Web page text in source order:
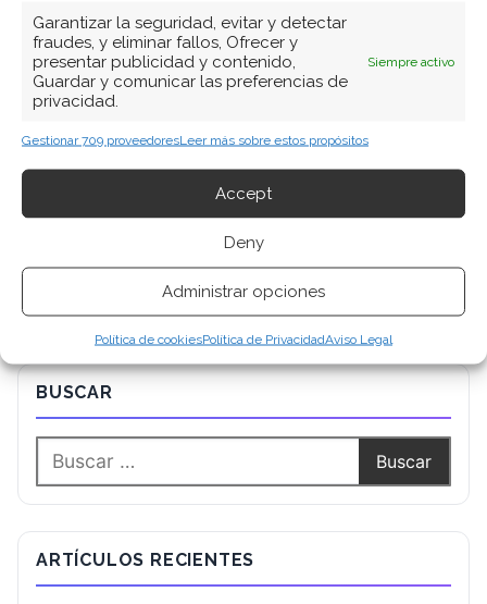
Garantizar la seguridad, evitar y detectar
fraudes, y eliminar fallos, Ofrecer y
presentar publicidad y contenido,
Guardar y comunicar las preferencias de
privacidad.
Siempre activo
Gestionar 709 proveedoresLeer más sobre estos propósitos
Accept
Deny
Administrar opciones
Política de cookiesPolítica de PrivacidadAviso Legal
consumo digital. Más de 10 años cubriendo la
industria tecnológica española.
Ver todos los artículos →
BUSCAR
ARTÍCULOS RECIENTES